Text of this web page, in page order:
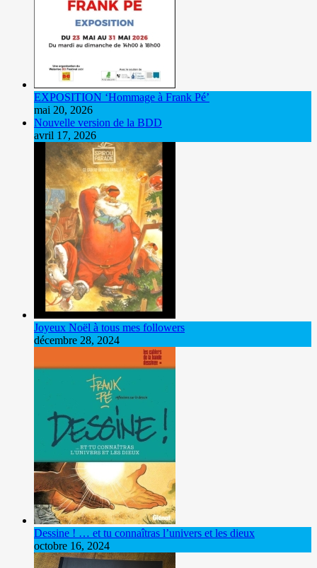
EXPOSITION ‘Hommage à Frank Pé’
mai 20, 2026
Nouvelle version de la BDD
avril 17, 2026
Joyeux Noël à tous mes followers
décembre 28, 2024
Dessine ! … et tu connaîtras l’univers et les dieux
octobre 16, 2024